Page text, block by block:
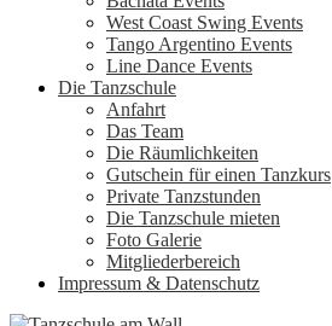
West Coast Swing Events
Tango Argentino Events
Line Dance Events
Die Tanzschule
Anfahrt
Das Team
Die Räumlichkeiten
Gutschein für einen Tanzkurs
Private Tanzstunden
Die Tanzschule mieten
Foto Galerie
Mitgliederbereich
Impressum & Datenschutz